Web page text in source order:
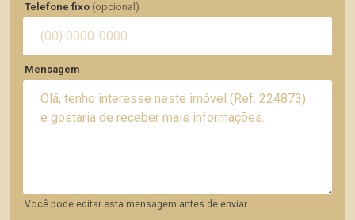
Telefone fixo (opcional)
Mensagem
Você pode editar esta mensagem antes de enviar.